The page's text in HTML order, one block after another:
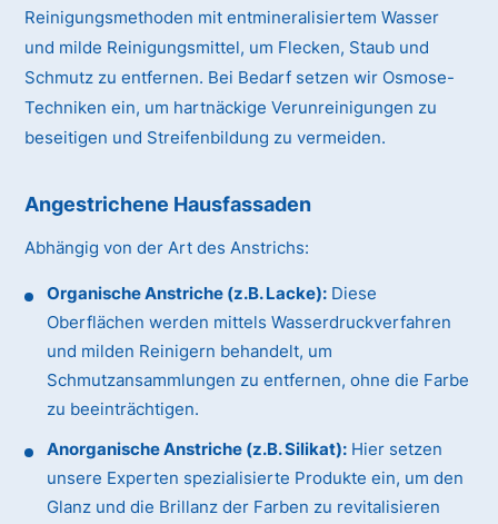
Reinigungsmethoden mit entmineralisiertem Wasser
und milde Reinigungsmittel, um Flecken, Staub und
Schmutz zu entfernen. Bei Bedarf setzen wir Osmose-
Techniken ein, um hartnäckige Verunreinigungen zu
beseitigen und Streifenbildung zu vermeiden.
Angestrichene Hausfassaden
Abhängig von der Art des Anstrichs:
Organische Anstriche (z.B. Lacke): Diese
Oberflächen werden mittels Wasserdruckverfahren
und milden Reinigern behandelt, um
Schmutzansammlungen zu entfernen, ohne die Farbe
zu beeinträchtigen.
Anorganische Anstriche (z.B. Silikat): Hier setzen
unsere Experten spezialisierte Produkte ein, um den
Glanz und die Brillanz der Farben zu revitalisieren